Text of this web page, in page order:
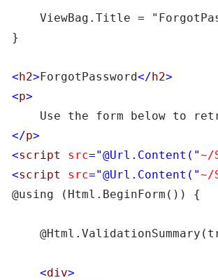
ViewBag.Title =
}
<h2>ForgotPassword</h2>
<p>
</p>
<script src="@Url.Content("~/
<script src="@Url.Content("~/
@using (Html.BeginForm()) {
<div>